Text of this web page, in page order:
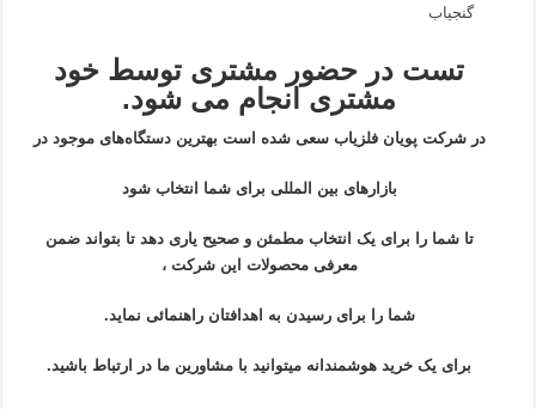
گنجیاب
تست در حضور مشتری توسط خود
مشتری انجام می شود.
در شرکت پویان فلزیاب سعی شده است بهترین دستگاه‌های موجود در
بازار‌های بین المللی برای شما انتخاب شود
تا شما را برای یک انتخاب مطمئن و صحیح یاری دهد تا بتواند ضمن
معرفی محصولات این شرکت ،
شما را برای رسیدن به اهدافتان راهنمائی نماید.
برای یک خرید هوشمندانه میتوانید با مشاورین ما در ارتباط باشید.